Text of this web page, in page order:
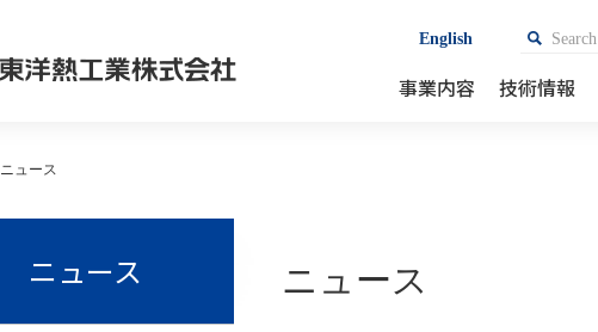
English Search
検索
事業内容 技術情報
ニュース
ニュース
ニュース